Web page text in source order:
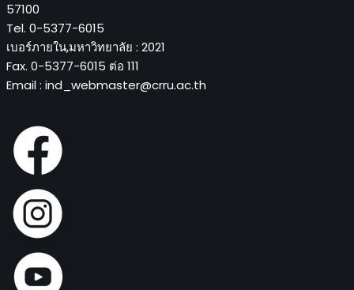
57100
Tel. 0-5377-6015
เบอร์ภายใน,มหาวิทยาลัย : 2021
Fax. 0-5377-6015 ต่อ 111
Email : ind_webmaster@crru.ac.th